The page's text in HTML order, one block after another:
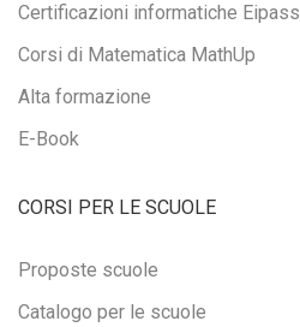
Certificazioni informatiche Eipass
Corsi di Matematica MathUp
Alta formazione
E-Book
CORSI PER LE SCUOLE
Proposte scuole
Catalogo per le scuole